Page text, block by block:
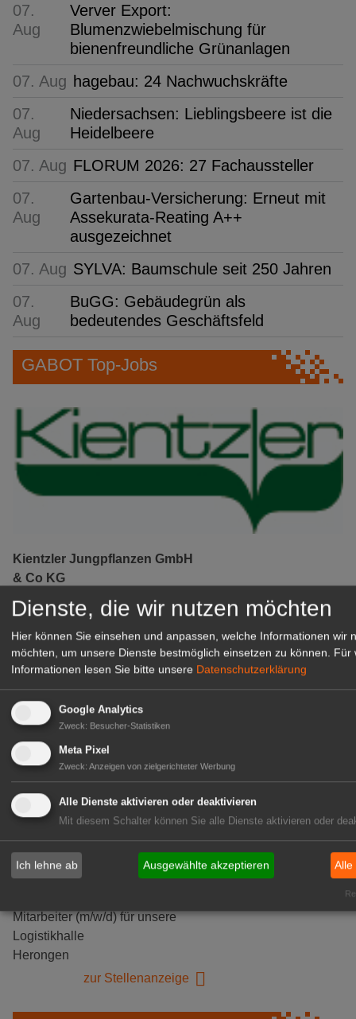
07.
Aug
Verver Export:
Blumenzwiebelmischung für
bienenfreundliche Grünanlagen
07. Aug hagebau: 24 Nachwuchskräfte
07.
Aug
Niedersachsen: Lieblingsbeere ist die
Heidelbeere
07. Aug FLORUM 2026: 27 Fachaussteller
07.
Aug
Gartenbau-Versicherung: Erneut mit
Assekurata-Reating A++
ausgezeichnet
07. Aug SYLVA: Baumschule seit 250 Jahren
07.
Aug
BuGG: Gebäudegrün als
bedeutendes Geschäftsfeld
GABOT Top-Jobs
Kientzler Jungpflanzen GmbH
& Co KG
Gärtner im Zierpflanzenbau
(Geselle/Meister/Techniker)
(m/w/d)
Gensingen
zur Stellenanzeige
Mitarbeiter (m/w/d) für unsere
Logistikhalle
Herongen
zur Stellenanzeige
Dienste, die wir nutzen möchten
Hier können Sie einsehen und anpassen, welche Informationen wir
möchten, um unsere Dienste bestmöglich einsetzen zu können.
Für
Informationen lesen Sie bitte unsere Datenschutzerklärung
Google Analytics
Zweck: Besucher-Statistiken
Meta Pixel
Zweck: Anzeigen von zielgerichteter Werbung
Alle Dienste aktivieren oder deaktivieren
Mit diesem Schalter können Sie alle Dienste aktivieren oder
Ich lehne ab Ausgewählte akzeptieren Alle